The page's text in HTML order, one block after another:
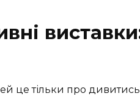
це тільки про